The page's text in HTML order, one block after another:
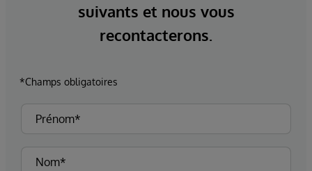
suivants et nous vous
recontacterons.
*Champs obligatoires